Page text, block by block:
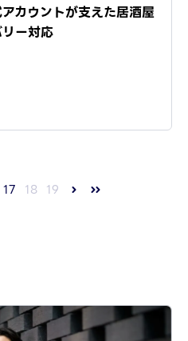
カウントが支えた居酒屋
ー対応
17 18 19